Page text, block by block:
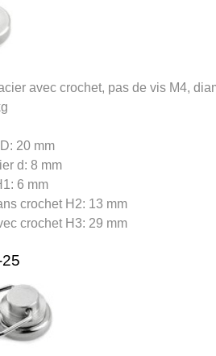
avec crochet, pas de vis M4,
20 mm
d: 8 mm
6 mm
crochet H2: 13 mm
crochet H3: 29 mm